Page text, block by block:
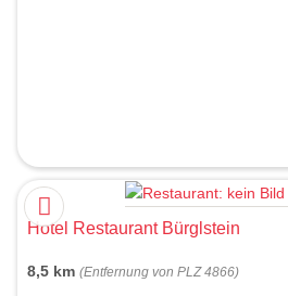
Hotel Restaurant Bürglstein
8,5 km (Entfernung von PLZ 4866)